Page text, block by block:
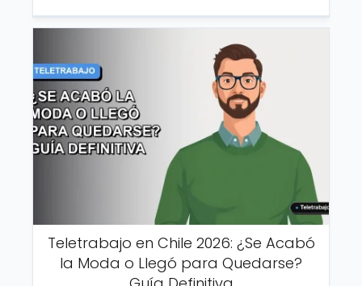
Teletrabajo en Chile 2026: ¿Se Acabó
la Moda o Llegó para Quedarse?